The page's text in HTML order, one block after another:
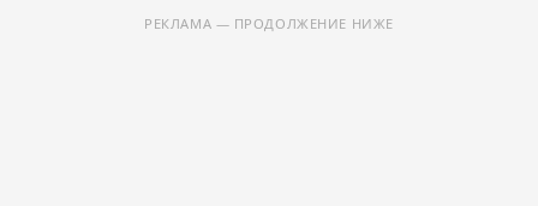
РЕКЛАМА — ПРОДОЛЖЕНИЕ НИЖЕ